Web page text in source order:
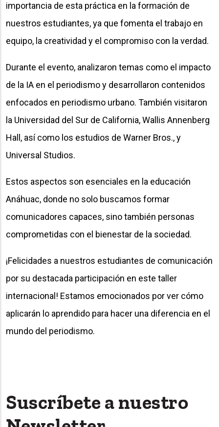
importancia de esta práctica en la formación de
nuestros estudiantes, ya que fomenta el trabajo en
equipo, la creatividad y el compromiso con la verdad.
Durante el evento, analizaron temas como el impacto
de la IA en el periodismo y desarrollaron contenidos
enfocados en periodismo urbano. También visitaron
la Universidad del Sur de California, Wallis Annenberg
Hall, así como los estudios de Warner Bros., y
Universal Studios.
Estos aspectos son esenciales en la educación
Anáhuac, donde no solo buscamos formar
comunicadores capaces, sino también personas
comprometidas con el bienestar de la sociedad.
¡Felicidades a nuestros estudiantes de comunicación
por su destacada participación en este taller
internacional! Estamos emocionados por ver cómo
aplicarán lo aprendido para hacer una diferencia en el
mundo del periodismo.
Suscríbete a nuestro